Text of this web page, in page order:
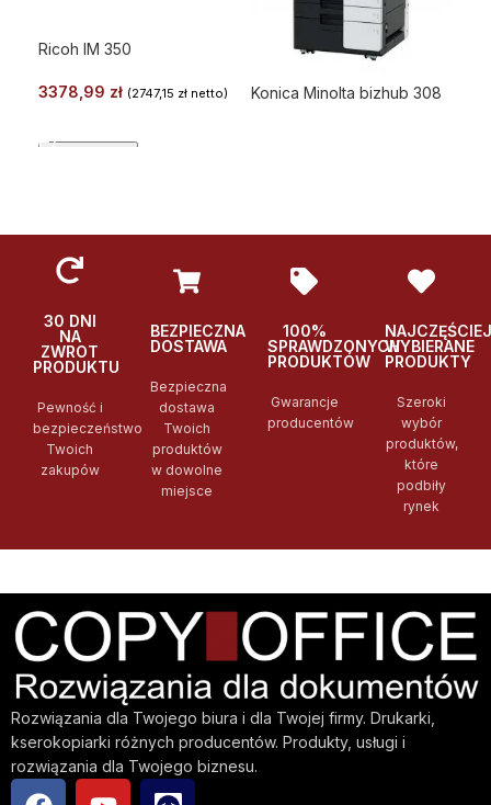
Ricoh IM 350
3378,99 zł (2747,15 zł netto) Konica Minolta bizhub 308
30 DNI
NA
ZWROT
PRODUKTU
Pewność i
bezpieczeństwo
Twoich
zakupów
BEZPIECZNA
DOSTAWA
Bezpieczna
dostawa
Twoich
produktów
w dowolne
miejsce
100%
SPRAWDZONYCH
PRODUKTÓW
Gwarancje
producentów
NAJCZĘŚCIEJ
WYBIERANE
PRODUKTY
Szeroki
wybór
produktów,
które
podbiły
rynek
Rozwiązania dla Twojego biura i dla Twojej firmy. Drukarki,
kserokopiarki różnych producentów. Produkty, usługi i
rozwiązania dla Twojego biznesu.